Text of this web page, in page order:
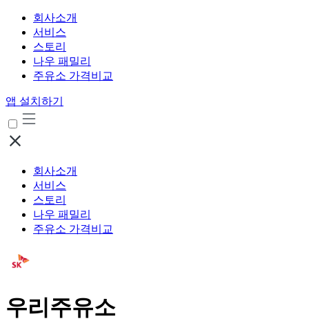
회사소개
서비스
스토리
나우 패밀리
주유소 가격비교
앱 설치하기
회사소개
서비스
스토리
나우 패밀리
주유소 가격비교
우리주유소